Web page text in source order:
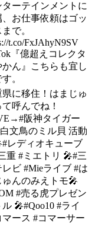
ターテインメントに
、お仕事依頼はゴッ
で。
t.co/FxJAhyN9SV
『億超えコレクタ
かん』こちらも宜し
。
県に移住！はまじゅ
て呼んでね！
阪神タイガー
文鳥のミル貝 活動
レディオキューブ
重 #ミエトリ 🎤#三
レビ #Mieライブ #は
ゅんのみえトモ🎤
#売る虎プレゼン
🎤#Qoo10 #ライ
マース #コマーサー